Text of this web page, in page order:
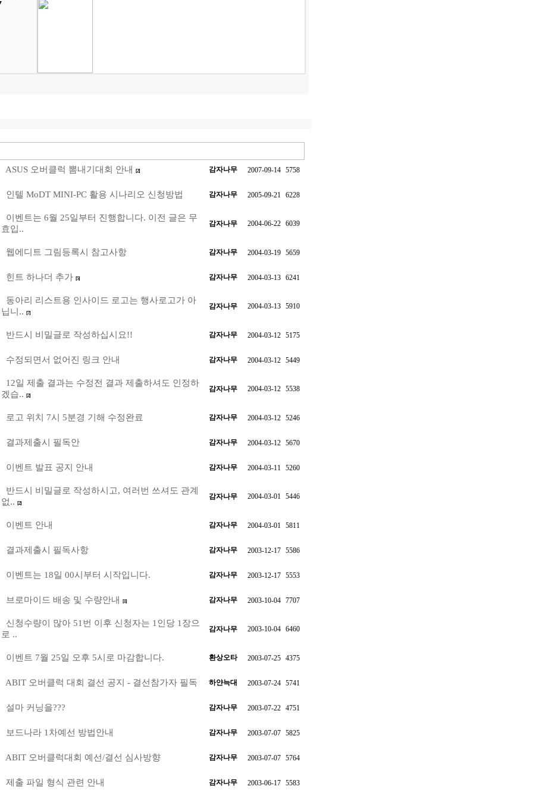
ASUS 오버클럭 뽐내기대회 안내 [2] 감자나무 2007-09-14 5758
인텔 MoDT MINI-PC 활용 시나리오 신청방법 감자나무 2005-09-21 6228
이벤트는 6월 25일부터 진행합니다. 이전 글은 무
효입..
감자나무 2004-06-22 6039
웹에디트 그림등록시 참고사항 감자나무 2004-03-19 5659
힌트 하나더 추가 [5] 감자나무 2004-03-13 6241
동아리 리스트용 인사이드 로고는 행사로고가 아
닙니..
[7]
감자나무 2004-03-13 5910
반드시 비밀글로 작성하십시요!! 감자나무 2004-03-12 5175
수정되면서 없어진 링크 안내 감자나무 2004-03-12 5449
12일 제출 결과는 수정전 결과 제출하셔도 인정하
겠습..
[2]
감자나무 2004-03-12 5538
로고 위치 7시 5분경 기해 수정완료 감자나무 2004-03-12 5246
결과제출시 필독안 감자나무 2004-03-12 5670
이벤트 발표 공지 안내 감자나무 2004-03-11 5260
반드시 비밀글로 작성하시고, 여러번 쓰셔도 관계
없..
[2]
감자나무 2004-03-01 5446
이벤트 안내 감자나무 2004-03-01 5811
결과제출시 필독사항 감자나무 2003-12-17 5586
이벤트는 18일 00시부터 시작입니다. 감자나무 2003-12-17 5553
브로마이드 배송 및 수량안내 [1] 감자나무 2003-10-04 7707
신청수량이 많아 51번 이후 신청자는 1인당 1장으
로 ..
감자나무 2003-10-04 6460
이벤트 7월 25일 오후 5시로 마감합니다. 환상오타 2003-07-25 4375
ABIT 오버클럭 대회 결선 공지 - 결선참가자 필독 하얀늑대 2003-07-24 5741
설마 커닝을??? 감자나무 2003-07-22 4751
보드나라 1차예선 방법안내 감자나무 2003-07-07 5825
ABIT 오버클럭대회 예선/결선 심사방향 감자나무 2003-07-07 5764
제출 파일 형식 관련 안내 감자나무 2003-06-17 5583